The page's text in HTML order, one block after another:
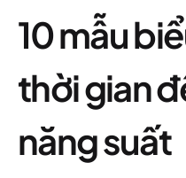
10 mẫu
thời gian
năng suất